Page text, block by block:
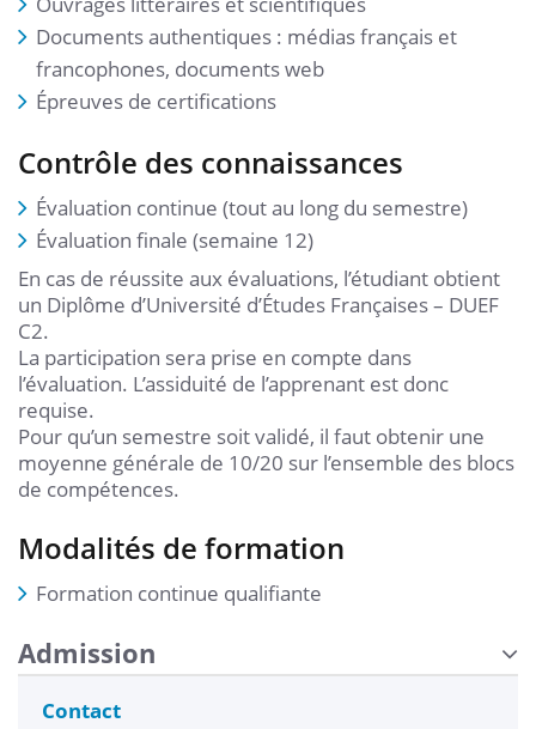
Documents authentiques : médias français et
francophones, documents web
Épreuves de certifications
Contrôle des connaissances
Évaluation continue (tout au long du semestre)
Évaluation finale (semaine 12)
En cas de réussite aux évaluations, l’étudiant obtient
un Diplôme d’Université d’Études Françaises – DUEF
C2.
La participation sera prise en compte dans
l’évaluation. L’assiduité de l’apprenant est donc
requise.
Pour qu’un semestre soit validé, il faut obtenir une
moyenne générale de 10/20 sur l’ensemble des blocs
de compétences.
Modalités de formation
Formation continue qualifiante
Admission
Contact